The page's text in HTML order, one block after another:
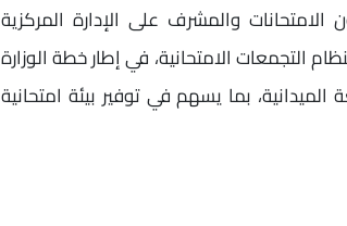
الامتحانات والمشرف على الإدارة المركزية
التجمعات الامتحانية، في إطار خطة الوزارة
الميدانية، بما يسهم في توفير بيئة امتحانية